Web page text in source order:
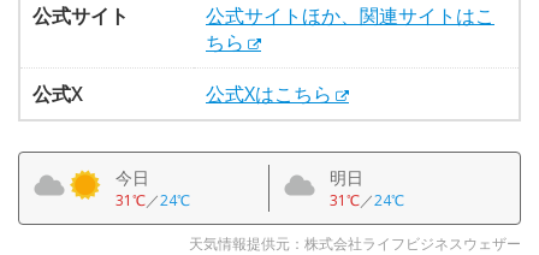
公式サイト
公式サイトほか、関連サイトはこ
ちら
公式X
公式Xはこちら
今日
31℃／24℃
明日
31℃／24℃
天気情報提供元：株式会社ライフビジネスウェザー